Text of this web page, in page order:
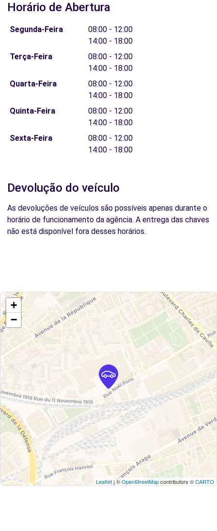
Horário de Abertura
Segunda-Feira
08:00 - 12:00
14:00 - 18:00
Terça-Feira
08:00 - 12:00
14:00 - 18:00
Quarta-Feira
08:00 - 12:00
14:00 - 18:00
Quinta-Feira
08:00 - 12:00
14:00 - 18:00
Sexta-Feira
08:00 - 12:00
14:00 - 18:00
Devolução do veículo
As devoluções de veículos são possíveis apenas durante o
horário de funcionamento da agência. A entrega das chaves
não está disponível fora desses horários.
+
−
Leaflet| ©OpenStreetMapcontributors ©CARTO